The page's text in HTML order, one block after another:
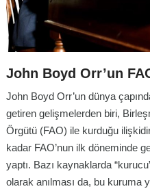
John Boyd Orr’un
John Boyd Orr’un dünya
getiren gelişmelerden biri,
Örgütü (FAO) ile kurduğu
kadar FAO’nun ilk döneminde
yaptı. Bazı kaynaklarda
olarak anılması da, bu kuruma